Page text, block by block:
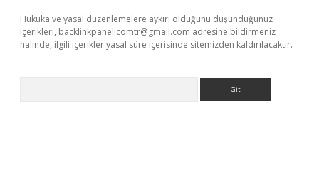
Hukuka ve yasal düzenlemelere aykırı olduğunu düşündüğünüz
içerikleri, backlinkpanelicomtr@gmail.com adresine bildirmeniz
halinde, ilgili içerikler yasal süre içerisinde sitemizden kaldırılacaktır.